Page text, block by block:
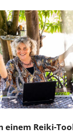
einem Reiki-